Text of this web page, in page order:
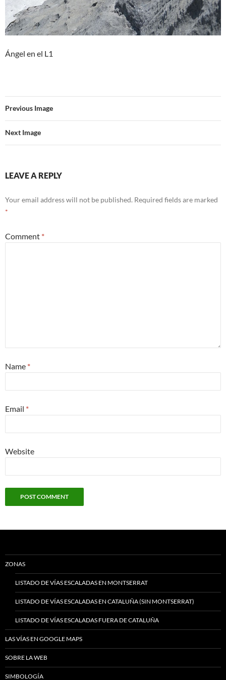
Ángel en el L1
Previous Image
Next Image
LEAVE A REPLY
Your email address will not be published. Required fields are marked
*
Comment *
Name *
Email *
Website
ZONAS
LISTADO DE VÍAS ESCALADAS EN MONTSERRAT
LISTADO DE VÍAS ESCALADAS EN CATALUÑA (SIN MONTSERRAT)
LISTADO DE VÍAS ESCALADAS FUERA DE CATALUÑA
LAS VÍAS EN GOOGLE MAPS
SOBRE LA WEB
SIMBOLOGÍA